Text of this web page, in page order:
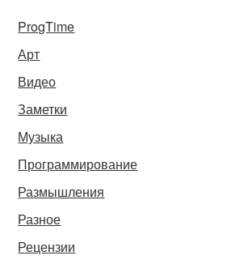
ProgTime
Арт
Видео
Заметки
Музыка
Программирование
Размышления
Разное
Рецензии